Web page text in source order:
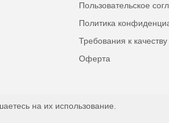
Пользовательское
Политика
Требования к
Оферта
на их использование.